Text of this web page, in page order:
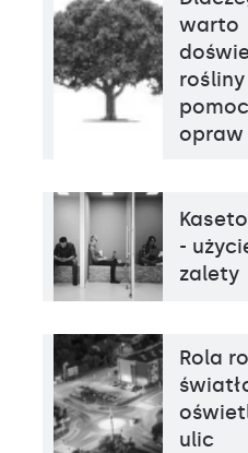
warto
rośliny
opraw
-
zalety
Źródło światła LED
Rola
ulic